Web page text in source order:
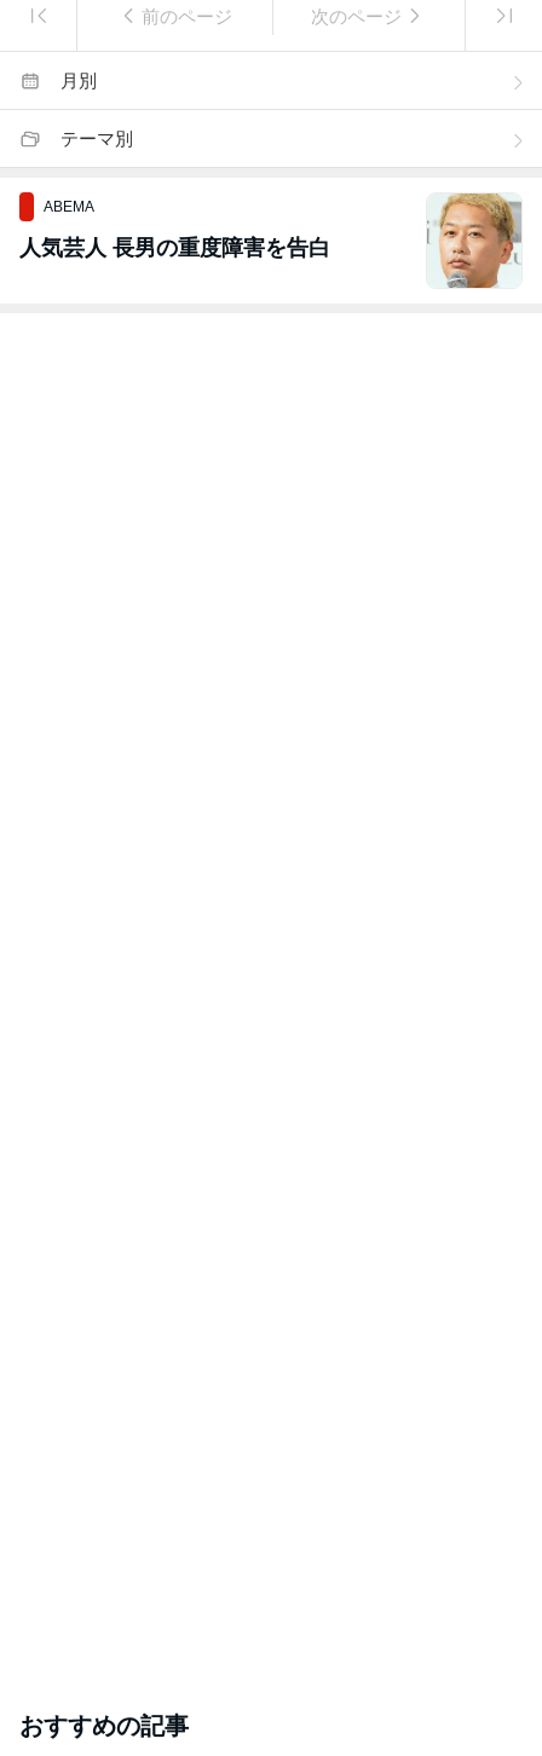
前のページ 次のページ
月別
テーマ別
ABEMA
人気芸人 長男の重度障害を告白
おすすめの記事